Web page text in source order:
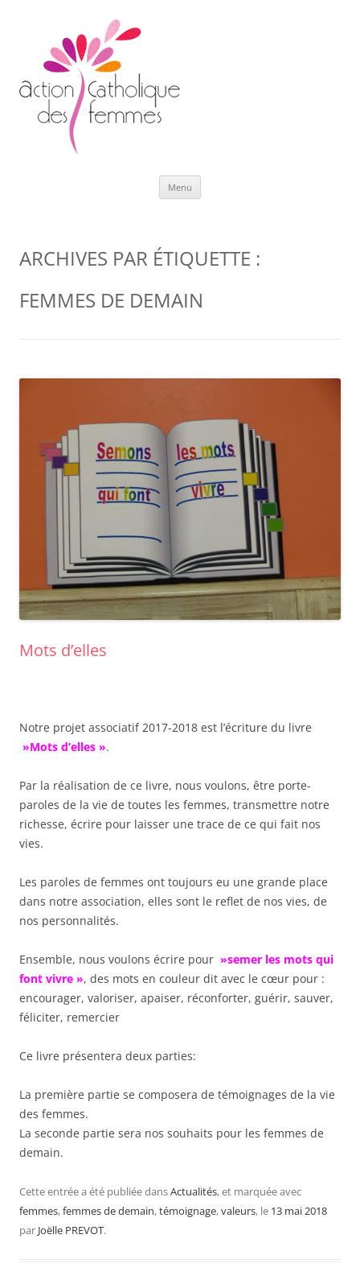
Menu
ARCHIVES PAR ÉTIQUETTE :
FEMMES DE DEMAIN
Mots d’elles
Notre projet associatif 2017-2018 est l’écriture du livre
»Mots d’elles ».
Par la réalisation de ce livre, nous voulons, être porte-
paroles de la vie de toutes les femmes, transmettre notre
richesse, écrire pour laisser une trace de ce qui fait nos
vies.
Les paroles de femmes ont toujours eu une grande place
dans notre association, elles sont le reflet de nos vies, de
nos personnalités.
Ensemble, nous voulons écrire pour »semer les mots qui
font vivre », des mots en couleur dit avec le cœur pour :
encourager, valoriser, apaiser, réconforter, guérir, sauver,
féliciter, remercier
Ce livre présentera deux parties:
La première partie se composera de témoignages de la vie
des femmes.
La seconde partie sera nos souhaits pour les femmes de
demain.
Cette entrée a été publiée dansActualités, et marquée avec
femmes,femmes de demain,témoignage,valeurs, le 13 mai 2018
par Joëlle PREVOT.